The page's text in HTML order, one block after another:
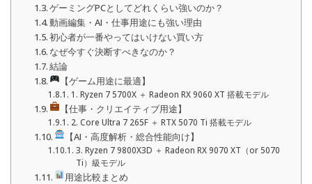
ゲーミングPCとしてどれくらい強いのか？
動画編集・AI・仕事用途にも強い理由
初心者が一番やってはいけない買い方
なぜ今すぐ決断すべきなのか？
結論
【ゲーム用途に最適】
1. Ryzen 7 5700X ＋ Radeon RX 9060 XT 搭載モデル
【仕事・クリエイティブ用途】
2. Core Ultra 7 265F ＋ RTX 5070 Ti 搭載モデル
【AI・高度解析・総合性能向け】
3. Ryzen 7 9800X3D ＋ Radeon RX 9070 XT（or 5070
Ti）級モデル
用途比較まとめ